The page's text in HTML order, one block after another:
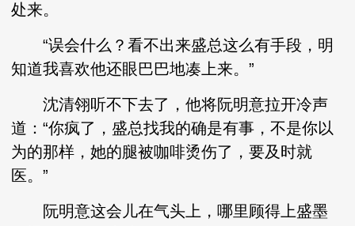
处来。
“误会什么？看不出来盛总这么有手段，明
知道我喜欢他还眼巴巴地凑上来。”
沈清翎听不下去了，他将阮明意拉开冷声
道：“你疯了，盛总找我的确是有事，不是你以
为的那样，她的腿被咖啡烫伤了，要及时就
医。”
阮明意这会儿在气头上，哪里顾得上盛墨